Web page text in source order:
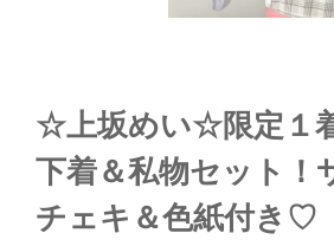
☆上坂めい☆限定１
下着＆私物セット！
チェキ＆色紙付き♡